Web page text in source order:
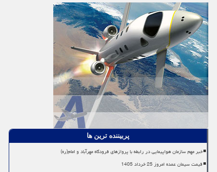
پربیننده ترین ها
خبر مهم سازمان هواپیمایی در رابطه با پروازهای فرودگاه مهرآباد و امام(ره)
قیمت سیمان عمده امروز 25 خرداد 1405